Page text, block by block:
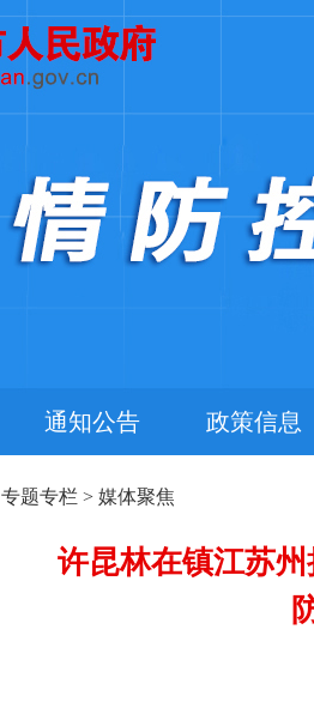
通知公告 政策信息
专题专栏 > 媒体聚焦
许昆林在镇江苏